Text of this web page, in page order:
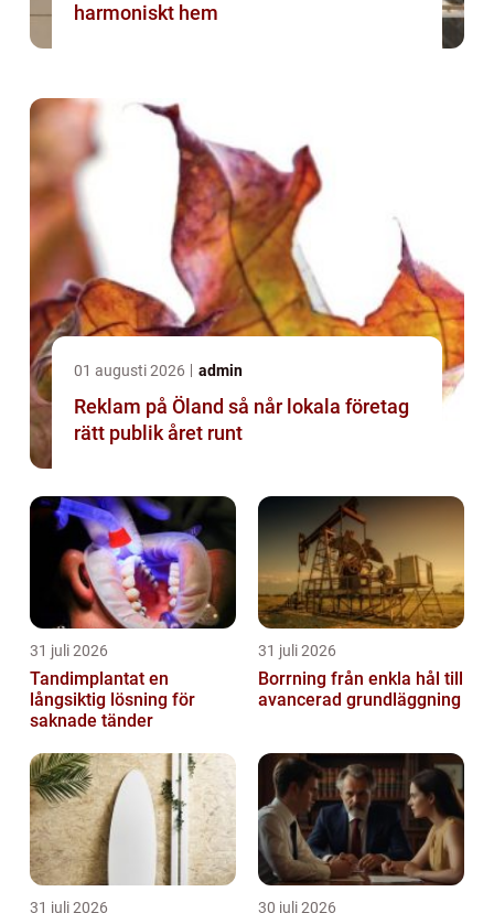
harmoniskt hem
01 augusti 2026 admin
Reklam på Öland så når lokala företag
rätt publik året runt
31 juli 2026
Tandimplantat en
långsiktig lösning för
saknade tänder
31 juli 2026
Borrning från enkla hål till
avancerad grundläggning
31 juli 2026 30 juli 2026